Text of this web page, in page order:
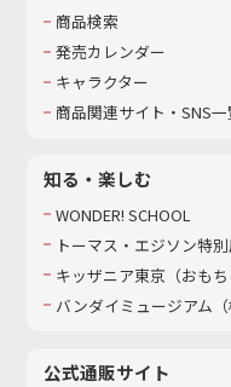
商品検索
発売カレンダー
キャラクター
商品関連サイト・SNS一
知る・楽しむ
WONDER! SCHOOL
トーマス・エジソン特
キッザニア東京（おもち
バンダイミュージアム（
公式通販サイト